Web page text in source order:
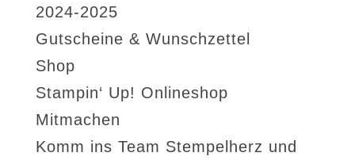
2024-2025
Gutscheine & Wunschzettel
Shop
Stampin‘ Up! Onlineshop
Mitmachen
Komm ins Team Stempelherz und